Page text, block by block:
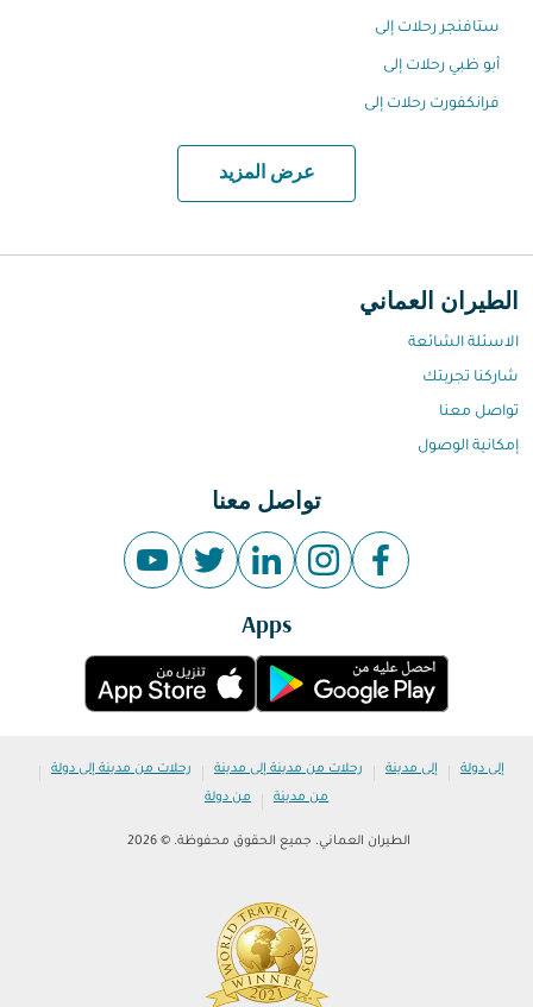
ستافنجر رحلات إلى
أبو ظبي رحلات إلى
فرانكفورت رحلات إلى
عرض المزيد
الطيران العماني
الاسئلة الشائعة
شاركنا تجربتك
تواصل معنا
إمكانية الوصول
تواصل معنا
Apps
إلى دولة | إلى مدينة | رحلات من مدينة إلى مدينة | رحلات من مدينة إلى دولة |
من مدينة | من دولة
الطيران العماني. جميع الحقوق محفوظة. © 2026